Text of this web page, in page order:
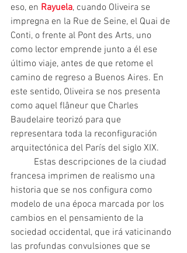
eso, en Rayuela, cuando Oliveira se
impregna en la Rue de Seine, el Quai de
Conti, o frente al Pont des Arts, uno
como lector emprende junto a él ese
último viaje, antes de que retome el
camino de regreso a Buenos Aires. En
este sentido, Oliveira se nos presenta
como aquel flâneur que Charles
Baudelaire teorizó para que
representara toda la reconfiguración
arquitectónica del París del siglo XIX.
francesa imprimen de realismo una
historia que se nos configura como
modelo de una época marcada por los
cambios en el pensamiento de la
sociedad occidental, que irá vaticinando
las profundas convulsiones que se